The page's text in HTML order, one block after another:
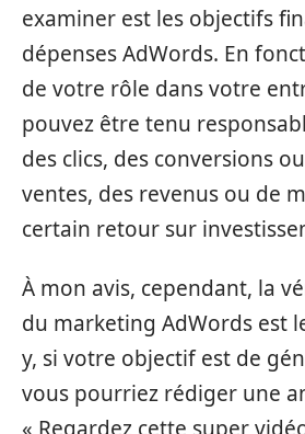
examiner est les objectifs
dépenses AdWords. En
de votre rôle dans votre
pouvez être tenu
des clics, des conversions
ventes, des revenus ou de
certain retour sur
À mon avis, cependant, la
du marketing AdWords est
y, si votre objectif est de
vous pourriez rédiger une